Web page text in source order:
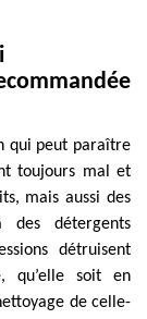
qui peut paraître
toujours mal et
mais aussi des
des détergents
détruisent
qu’elle soit en
de celle-